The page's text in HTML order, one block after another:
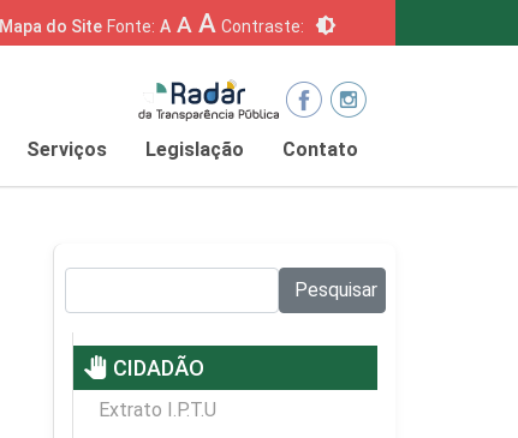
Mapa do Site Fonte: A A A Contraste: brightness_6
Serviços Legislação Contato
Pesquisar
pan_tool CIDADÃO
Extrato I.P.T.U